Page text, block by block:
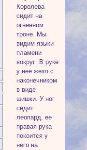
Королева
сидит на
огненном
троне. Мы
видим языки
пламени
вокруг .В руке
у нее жезл с
наконечником
в виде
шишки. У ног
сидит
леопард, ее
правая рука
покоится у
него на